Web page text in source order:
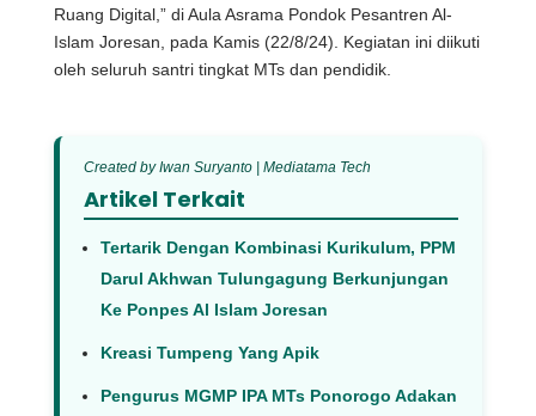
Ruang Digital,” di Aula Asrama Pondok Pesantren Al-
Islam Joresan, pada Kamis (22/8/24). Kegiatan ini diikuti
oleh seluruh santri tingkat MTs dan pendidik.
Created by Iwan Suryanto | Mediatama Tech
Artikel Terkait
Tertarik Dengan Kombinasi Kurikulum, PPM
Darul Akhwan Tulungagung Berkunjungan
Ke Ponpes Al Islam Joresan
Kreasi Tumpeng Yang Apik
Pengurus MGMP IPA MTs Ponorogo Adakan